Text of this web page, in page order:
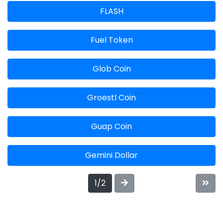
FLASH
Fuel Token
Glob Coin
Groestl Coin
Guap Coin
Gemini Dollar
1/2